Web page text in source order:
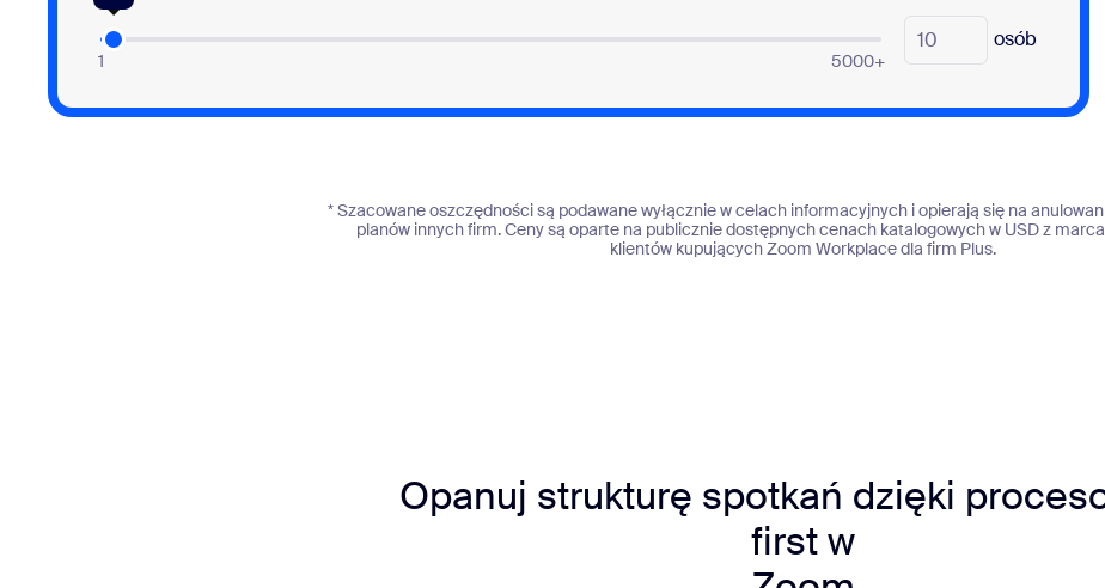
1 5000+
osób
* Szacowane oszczędności są podawane wyłącznie w celach informacyjnych i opierają się na
planów innych firm. Ceny są oparte na publicznie dostępnych cenach katalogowych w USD z
klientów kupujących Zoom Workplace dla firm Plus.
Opanuj strukturę spotkań dzięki
first w